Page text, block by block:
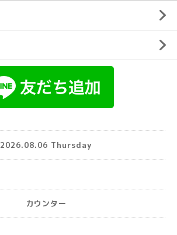
2026.08.06 Thursday
カウンター